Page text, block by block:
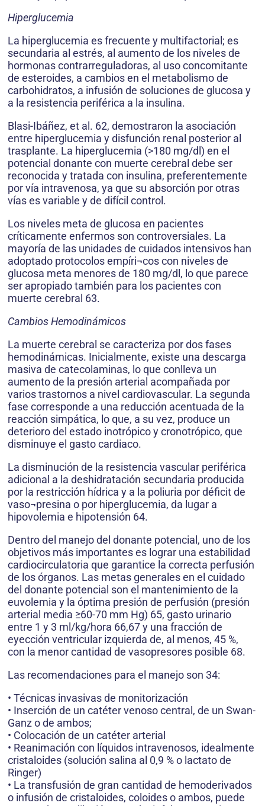
Hiperglucemia
La hiperglucemia es frecuente y multifactorial; es
secundaria al estrés, al aumento de los niveles de
hormonas contrarreguladoras, al uso concomitante
de esteroides, a cambios en el metabolismo de
carbohidratos, a infusión de soluciones de glucosa y
a la resistencia periférica a la insulina.
Blasi-Ibáñez, et al. 62, demostraron la asociación
entre hiperglucemia y disfunción renal posterior al
trasplante. La hiperglucemia (>180 mg/dl) en el
potencial donante con muerte cerebral debe ser
reconocida y tratada con insulina, preferentemente
por vía intravenosa, ya que su absorción por otras
vías es variable y de difícil control.
Los niveles meta de glucosa en pacientes
críticamente enfermos son controversiales. La
mayoría de las unidades de cuidados intensivos han
adoptado protocolos empíri¬cos con niveles de
glucosa meta menores de 180 mg/dl, lo que parece
ser apropiado también para los pacientes con
muerte cerebral 63.
Cambios Hemodinámicos
La muerte cerebral se caracteriza por dos fases
hemodinámicas. Inicialmente, existe una descarga
masiva de catecolaminas, lo que conlleva un
aumento de la presión arterial acompañada por
varios trastornos a nivel cardiovascular. La segunda
fase corresponde a una reducción acentuada de la
reacción simpática, lo que, a su vez, produce un
deterioro del estado inotrópico y cronotrópico, que
disminuye el gasto cardiaco.
La disminución de la resistencia vascular periférica
adicional a la deshidratación secundaria producida
por la restricción hídrica y a la poliuria por déficit de
vaso¬presina o por hiperglucemia, da lugar a
hipovolemia e hipotensión 64.
Dentro del manejo del donante potencial, uno de los
objetivos más importantes es lograr una estabilidad
cardiocirculatoria que garantice la correcta perfusión
de los órganos. Las metas generales en el cuidado
del donante potencial son el mantenimiento de la
euvolemia y la óptima presión de perfusión (presión
arterial media ≥60-70 mm Hg) 65, gasto urinario
entre 1 y 3 ml/kg/hora 66,67 y una fracción de
eyección ventricular izquierda de, al menos, 45 %,
con la menor cantidad de vasopresores posible 68.
Las recomendaciones para el manejo son 34:
• Técnicas invasivas de monitorización
• Inserción de un catéter venoso central, de un Swan-
Ganz o de ambos;
• Colocación de un catéter arterial
• Reanimación con líquidos intravenosos, idealmente
cristaloides (solución salina al 0,9 % o lactato de
Ringer)
• La transfusión de gran cantidad de hemoderivados
o infusión de cristaloides, coloides o ambos, puede